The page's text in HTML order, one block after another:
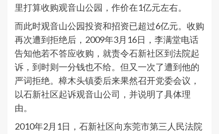
里打算收购观音山公园，作价在1亿元左右。
而此时观音山公园投资和招资已超过6亿元。收购
再次遭到拒绝后，2009年3月16日，李满堂电话
告知他若不答应收购，就责令石新社区到法院起
诉，到时则一分钱也不给。但又一次了遭到他的
严词拒绝。樟木头镇委后来果然召开党委会议，
以石新社区起诉观音山公司，并说明了具体理
由。
2010年2月1日，石新社区向东莞市第三人民法院